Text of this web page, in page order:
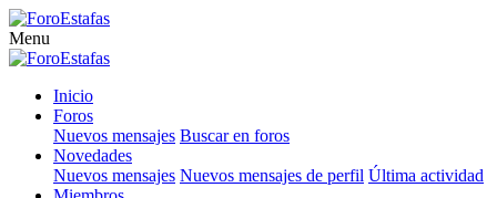
Menu
Inicio
Foros
Nuevos mensajes Buscar en foros
Novedades
Nuevos mensajes Nuevos mensajes de perfil Última actividad